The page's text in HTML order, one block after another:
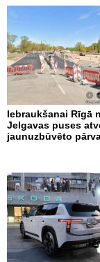
Iebraukšanai Rīgā
Jelgavas puses
jaunuzbūvēto